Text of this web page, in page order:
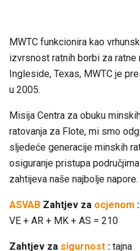
MWTC funkcionira kao
izvrsnost ratnih borbi za
Ingleside, Texas, MWTC je
u 2005.
Misija Centra za obuku
ratovanja za Flote, mi smo
sljedeće generacije minskih
osiguranje pristupa
zahtijeva naše najbolje napore.
ASVAB Zahtjev za ocjenom :
VE + AR + MK + AS = 210
Zahtjev za sigurnost : tajna